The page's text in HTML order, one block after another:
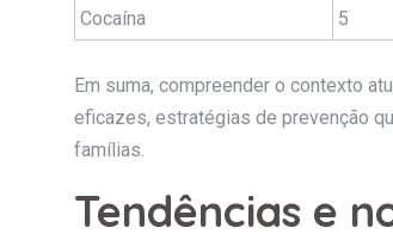
Cocaína
5
Em suma, compreender o contexto
eficazes, estratégias de prevenção
famílias.
Tendências e